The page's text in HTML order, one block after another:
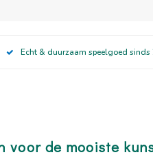
Echt & duurzaam speelgoed sinds
voor de mooiste